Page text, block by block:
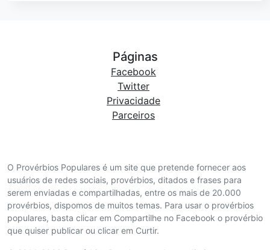
O Provérbios Populares é um site que pretende fornecer aos
usuários de redes sociais, provérbios, ditados e frases para
serem enviadas e compartilhadas, entre os mais de 20.000
provérbios, dispomos de muitos temas. Para usar o provérbios
populares, basta clicar em Compartilhe no Facebook o provérbio
que quiser publicar ou clicar em Curtir.
Páginas
Facebook
Twitter
Privacidade
Parceiros